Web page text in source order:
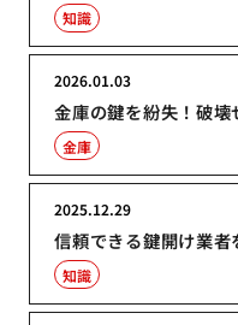
知識
金庫の鍵を紛失！破
2026.01.03
金庫
信頼できる鍵開け業者
2025.12.29
知識